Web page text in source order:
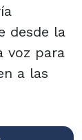
desde la
voz para
a las